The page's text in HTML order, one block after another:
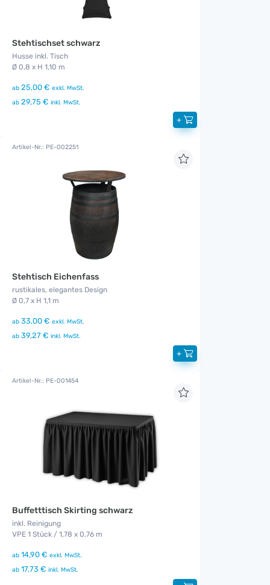
Stehtischset schwarz
Husse inkl. Tisch
Ø 0,8 x H 1,10 m
ab 25,00 € exkl. MwSt.
ab 29,75 € inkl. MwSt.
+
Artikel-Nr.: PE-002251
Stehtisch Eichenfass
rustikales, elegantes Design
Ø 0,7 x H 1,1 m
ab 33,00 € exkl. MwSt.
ab 39,27 € inkl. MwSt.
+
Artikel-Nr.: PE-001454
Buffetttisch Skirting schwarz
inkl. Reinigung
VPE 1 Stück / 1,78 x 0,76 m
ab 14,90 € exkl. MwSt.
ab 17,73 € inkl. MwSt.